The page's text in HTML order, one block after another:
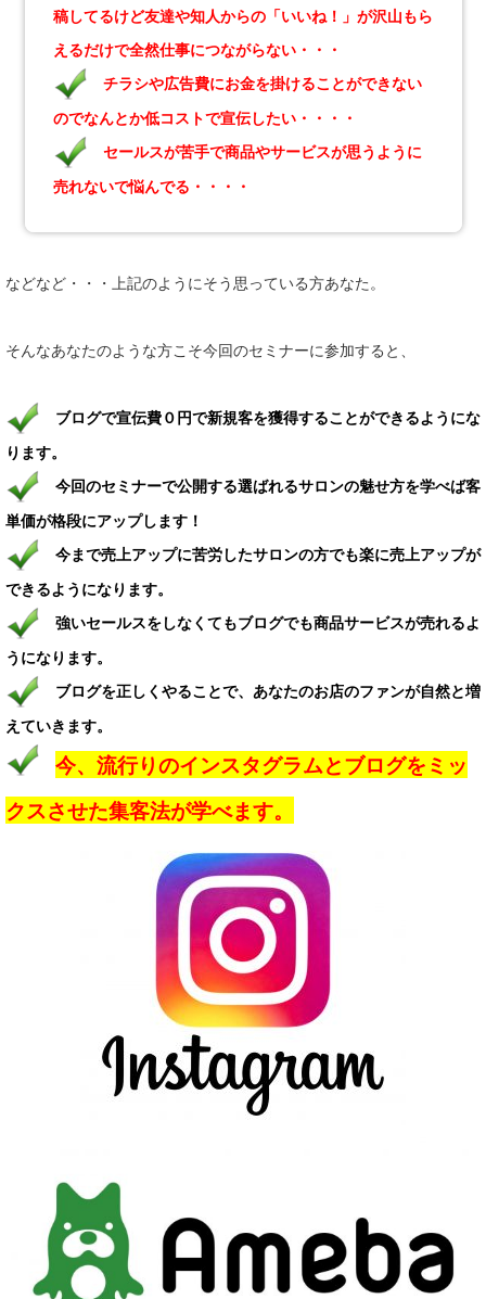
稿してるけど友達や知人からの「いいね！」が沢山もら
えるだけで全然仕事につながらない・・・
チラシや広告費にお金を掛けることができない
のでなんとか低コストで宣伝したい・・・・
セールスが苦手で商品やサービスが思うように
売れないで悩んでる・・・・
などなど・・・上記のようにそう思っている方あなた。
そんなあなたのような方こそ今回のセミナーに参加すると、
ブログで宣伝費０円で新規客を獲得することができるようにな
ります。
今回のセミナーで公開する選ばれるサロンの魅せ方を学べば客
単価が格段にアップします！
今まで売上アップに苦労したサロンの方でも楽に売上アップが
できるようになります。
強いセールスをしなくてもブログでも商品サービスが売れるよ
うになります。
ブログを正しくやることで、あなたのお店のファンが自然と増
えていきます。
今、流行りのインスタグラムとブログをミッ
クスさせた集客法が学べます。